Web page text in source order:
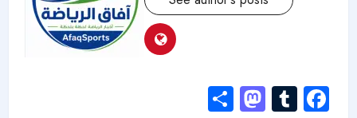
Facebook
Tumblr
Mastodon